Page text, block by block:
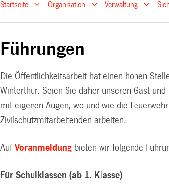
Startseite Organisation Verwaltung
Führungen
Die Öffentlichkeitsarbeit hat einen hohen
Winterthur. Seien Sie daher unseren Gast
mit eigenen Augen, wo und wie die
Zivilschutzmitarbeitenden arbeiten.
AufVoranmeldung bieten wir folgende
Für Schulklassen (ab 1. Klasse)